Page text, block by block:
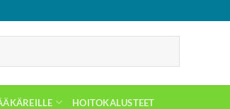
HOITOKALUSTEET